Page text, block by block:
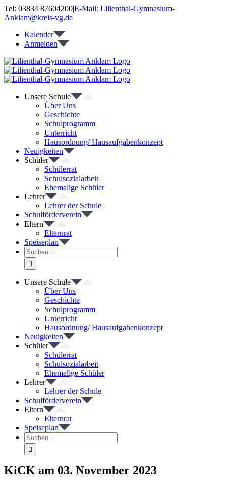
Zum
Inhalt
Tel: 03834 87604200|E-Mail: Lilienthal-Gymnasium-
Anklam@kreis-vg.de
Kalender
Anmelden
Unsere Schule
Über Uns
Geschichte
Schulprogramm
Unterricht
Hausordnung/ Hausaufgabenkonzept
Neuigkeiten
Schüler
Schülerrat
Schulsozialarbeit
Ehemalige Schüler
Lehrer
Lehrer der Schule
Schulförderverein
Eltern
Elternrat
Speiseplan
Suche
nach:
Unsere Schule
Über Uns
Geschichte
Schulprogramm
Unterricht
Hausordnung/ Hausaufgabenkonzept
Neuigkeiten
Schüler
Schülerrat
Schulsozialarbeit
Ehemalige Schüler
Lehrer
Lehrer der Schule
Schulförderverein
Eltern
Elternrat
Speiseplan
Suche
nach:
KiCK am 03. November 2023